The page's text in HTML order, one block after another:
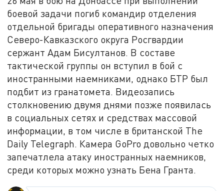
боевой задачи погиб командир отделения
отдельной бригады оперативного назначения
Северо-Кавказского округа Росгвардии
сержант Адам Бисултанов. В составе
тактической группы он вступил в бой с
иностранными наемниками, однако БТР был
подбит из гранатомета. Видеозапись
столкновению двумя днями позже появилась
в социальных сетях и средствах массовой
информации, в том числе в британской The
Daily Telegraph. Камера GoPro довольно четко
запечатлела атаку иностранных наемников,
среди которых можно узнать Бена Гранта.